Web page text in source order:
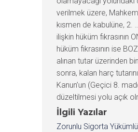
verilmek üzere,
kısmen de kabulüne, 2.
ilişkin hüküm fıkrasının
hüküm fıkrasının ise
alınan tutar üzerinden
sonra, kalan harç
Kanun’un (Geçici 8.
düzeltilmesi yolu açık
İlgili Yazılar
Zorunlu Sigorta